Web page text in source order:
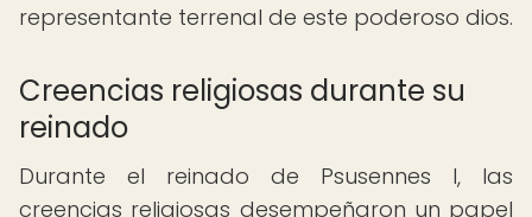
representante terrenal de este poderoso dios.
Creencias religiosas durante su
reinado
Durante el reinado de Psusennes I, las
creencias religiosas desempeñaron un papel